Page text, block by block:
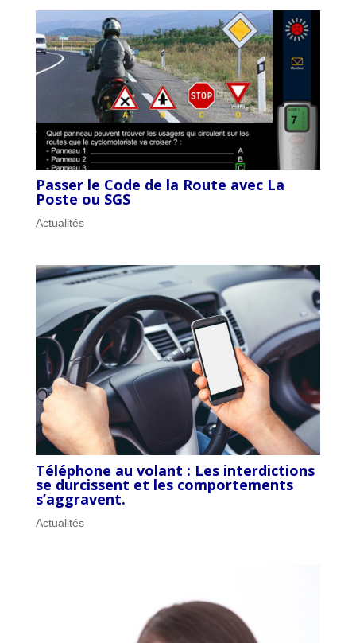
Passer le Code de la Route avec La
Poste ou SGS
Actualités
Téléphone au volant : Les interdictions
se durcissent et les comportements
s’aggravent.
Actualités